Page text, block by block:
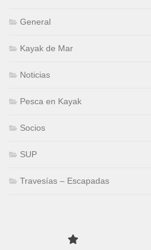
General
Kayak de Mar
Noticias
Pesca en Kayak
Socios
SUP
Travesías – Escapadas